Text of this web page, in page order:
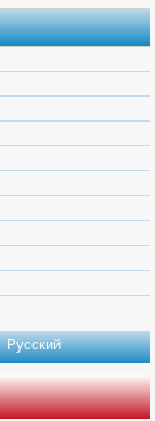
Русский